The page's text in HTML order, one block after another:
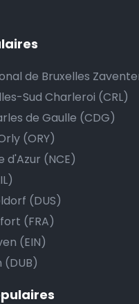
de Bruxelles
Sud Charleroi (CRL)
de Gaulle (CDG)
(ORY)
(NCE)
(DUS)
(FRA)
(EIN)